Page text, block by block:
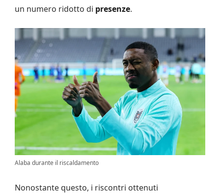
un numero ridotto di presenze.
Alaba durante il riscaldamento
Nonostante questo, i riscontri ottenuti